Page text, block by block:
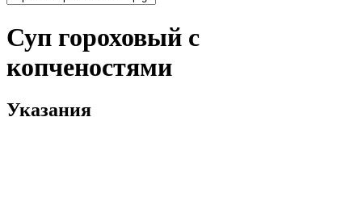
Суп гороховый с
копченостями
Указания